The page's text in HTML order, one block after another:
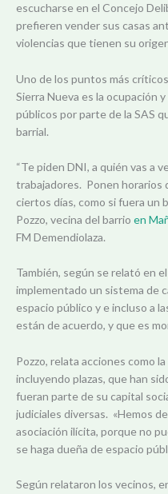
escucharse en el Concejo
prefieren vender sus casas
violencias que tienen su
Uno de los puntos más
Sierra Nueva es la ocupación
públicos por parte de la SAS
barrial.
“Te piden DNI, a quién vas a
trabajadores. Ponen horarios
ciertos días, como si fuera un
Pozzo, vecina del barrio en
FM Demendiolaza.
También, según se relató en
implementado un sistema de
espacio público y e incluso a
están de acuerdo, y que es
Pozzo, relata acciones como
incluyendo plazas, que han
fueran parte de su capital
judiciales diversas. «Hemos
asociación ilícita, porque no
se haga dueña de espacio
Según relataron los vecinos,